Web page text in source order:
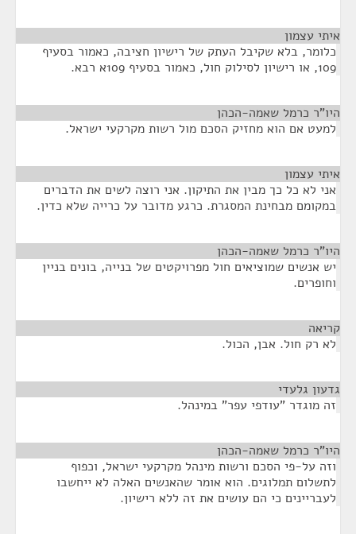
איתי עצמון
כלומר, בלא שקיבל העתק של רישיון חציבה, כאמור בסעיף
109, או רישיון לסילוק חול, כאמור בסעיף 109א רבא.
היו"ר כרמל שאמה-הכהן
למעט אם הוא מחזיק הסכם מול רשות מקרקעי ישראל.
איתי עצמון
אני לא כל כך מבין את התיקון. אני רוצה לשים את הדברים
במקומם מבחינת המסגרת. כרגע מדובר על כרייה שלא כדין.
היו"ר כרמל שאמה-הכהן
יש אנשים שמוציאים חול מפרויקטים של בנייה, בונים בניין
וחופרים.
קריאה
לא רק חול. אבן, הכול.
גדעון גלעדי
זה מוגדר "עודפי עפר" במינהל.
היו"ר כרמל שאמה-הכהן
וזה על-פי הסכם ורשות מינהל מקרקעי ישראל, וכפוף
לתשלום תמלוגים. הוא אומר שהאנשים האלה לא ייחשבו
לעבריינים כי הם עושים את זה ללא רישיון.